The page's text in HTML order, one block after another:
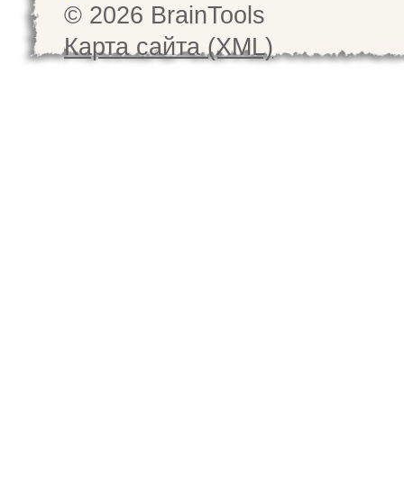
© 2026 BrainTools
Карта сайта (XML)